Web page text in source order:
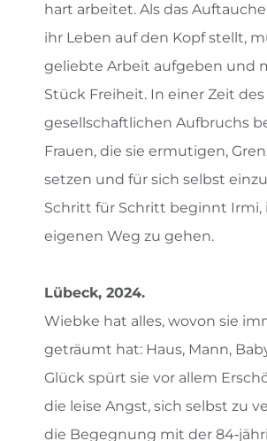
hart arbeitet. Als das
ihr Leben auf den Kopf stellt,
geliebte Arbeit aufgeben und
Stück Freiheit. In einer Zeit des
gesellschaftlichen Aufbruchs
Frauen, die sie ermutigen,
setzen und für sich selbst
Schritt für Schritt beginnt Irmi,
eigenen Weg zu gehen.
Lübeck, 2024.
Wiebke hat alles, wovon sie
geträumt hat: Haus, Mann,
Glück spürt sie vor allem
die leise Angst, sich selbst zu
die Begegnung mit der